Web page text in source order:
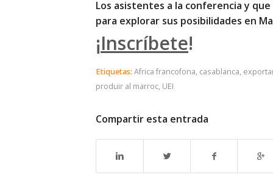
Los asistentes a la conferencia y
para explorar sus posibilidades en
¡Inscríbete!
Etiquetas: Africa francofona, casablanca,
produir al marroc, UEI
Compartir esta entrada